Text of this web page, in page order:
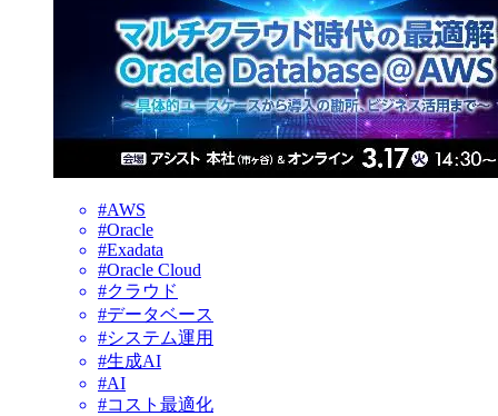
#AWS
#Oracle
#Exadata
#Oracle Cloud
#クラウド
#データベース
#システム運用
#生成AI
#AI
#コスト最適化